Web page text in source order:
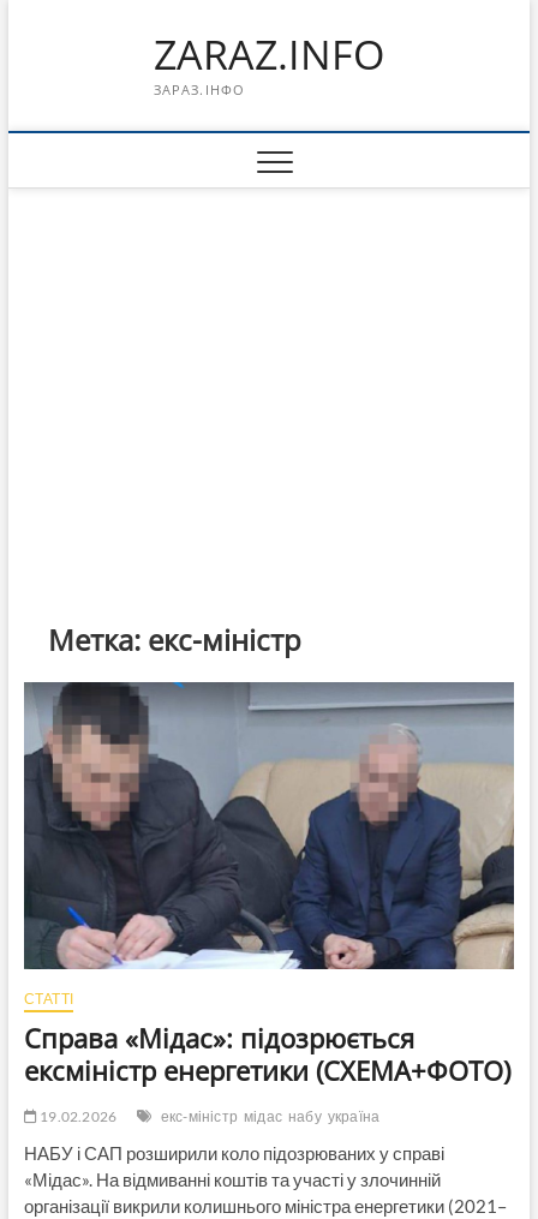
ZARAZ.INFO
ЗАРАЗ.ІНФО
Метка: екс-міністр
СТАТТІ
Справа «Мідас»: підозрюється
ексміністр енергетики (СХЕМА+ФОТО)
19.02.2026 екс-міністр мідас набу україна
НАБУ і САП розширили коло підозрюваних у справі
«Мідас». На відмиванні коштів та участі у злочинній
організації викрили колишнього міністра енергетики (2021–